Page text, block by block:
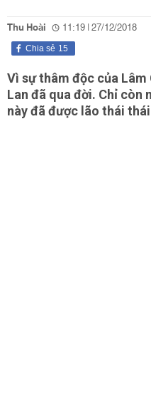
Thu Hoài 11:19 | 27/12/2018
15
Chia sẻ
Vì sự thâm độc của Lâm
Lan đã qua đời. Chỉ
này đã được lão thái